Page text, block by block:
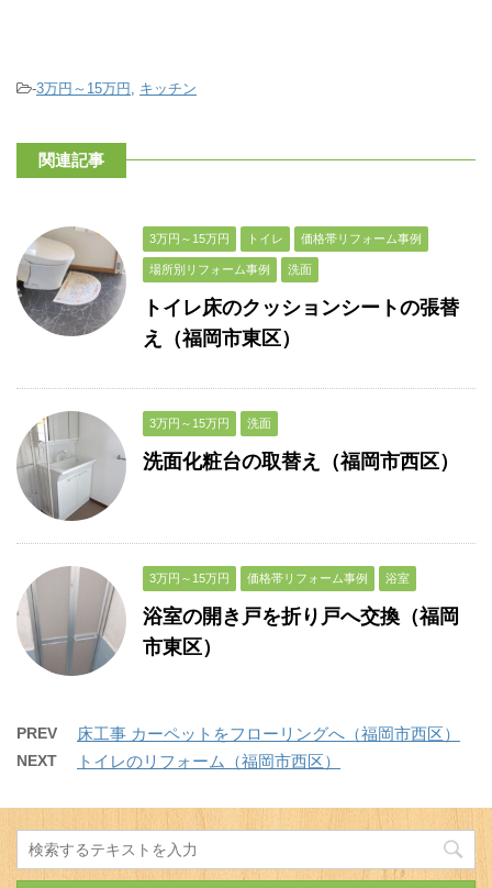
-3万円～15万円 キッチン
関連記事
3万円～15万円 トイレ 価格帯リフォーム事例
場所別リフォーム事例 洗面
トイレ床のクッションシートの張替
え（福岡市東区）
3万円～15万円 洗面
洗面化粧台の取替え（福岡市西区）
3万円～15万円 価格帯リフォーム事例 浴室
浴室の開き戸を折り戸へ交換（福岡
市東区）
PREV 床工事 カーペットをフローリングへ（福岡市西区）
NEXT トイレのリフォーム（福岡市西区）